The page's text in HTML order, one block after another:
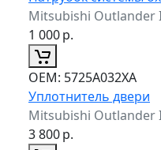
Mitsubishi Outlander
1 000р.
ОЕМ: 5725A032XA
Уплотнитель двери
Mitsubishi Outlander
3 800р.